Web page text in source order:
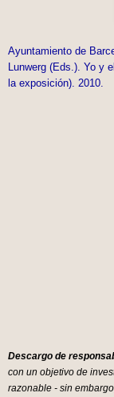
Ayuntamiento de
Lunwerg (Eds.). Yo y
la exposición). 2010.
Descargo de
con un objetivo de
razonable - sin